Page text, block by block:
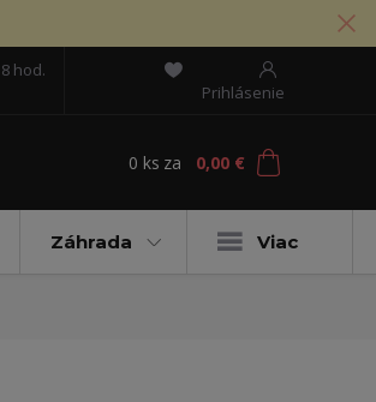
Prihlásenie
hod.
0 ks za 0,00 €
Záhrada Viac